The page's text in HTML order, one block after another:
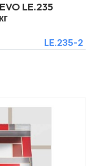
LE.235
LE.235-2